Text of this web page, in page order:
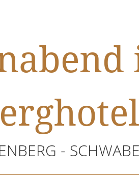
-